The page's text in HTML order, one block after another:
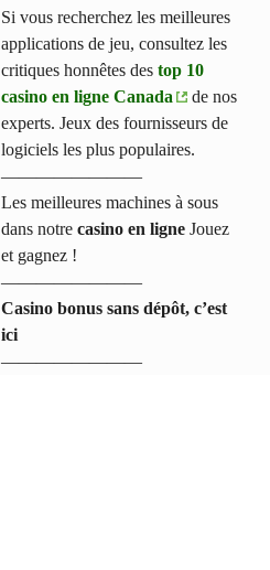
Si vous recherchez les meilleures
applications de jeu, consultez les
critiques honnêtes destop 10
casino en ligne Canada
de nos
experts. Jeux des fournisseurs de
logiciels les plus populaires.
————————
Les meilleures machines à sous
dans notrecasino en ligne Jouez
et gagnez !
————————
Casino bonus sans dépôt, c’est
ici
————————